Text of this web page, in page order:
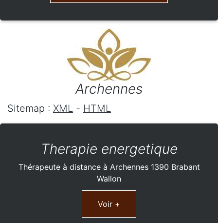
Archennes
Sitemap : XML - HTML
Therapie energetique
Thérapeute à distance à Archennes 1390 Brabant
Wallon
Voir +